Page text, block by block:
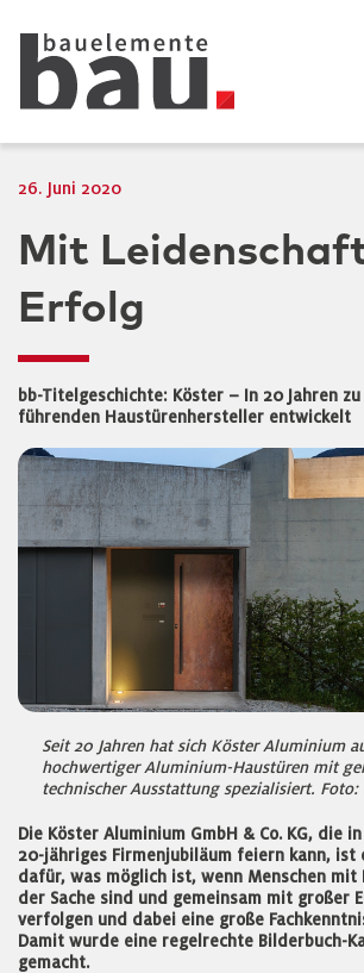
26. Juni 2020
Mit
Erfolg
bb-Titelgeschichte: Köster – In 20 Jahren
führenden Haustürenhersteller entwickelt
Seit 20 Jahren hat sich Köster Aluminium
hochwertiger Aluminium-Haustüren mit
technischer Ausstattung spezialisiert. Foto:
Die Köster Aluminium GmbH & Co. KG, die
20-jähriges Firmenjubiläum feiern kann, ist
dafür, was möglich ist, wenn Menschen mit
der Sache sind und gemeinsam mit großer
verfolgen und dabei eine große
Damit wurde eine regelrechte Bilderbuch-
gemacht.